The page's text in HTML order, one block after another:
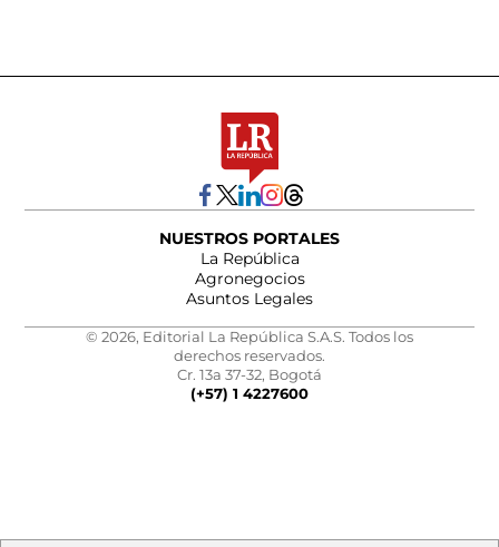
NUESTROS PORTALES
La República
Agronegocios
Asuntos Legales
© 2026, Editorial La República S.A.S. Todos los
derechos reservados.
Cr. 13a 37-32, Bogotá
(+57) 1 4227600